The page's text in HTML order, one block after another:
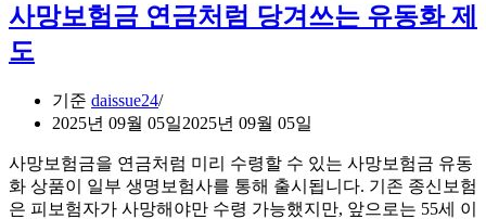
사망보험금 연금처럼 당겨쓰는 유동화 제
도
기준 daissue24
2025년 09월 05일2025년 09월 05일
사망보험금을 연금처럼 미리 수령할 수 있는 사망보험금 유동
화 상품이 일부 생명보험사를 통해 출시됩니다. 기존 종신보험
은 피보험자가 사망해야만 수령 가능했지만, 앞으로는 55세 이